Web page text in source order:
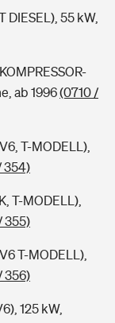
55 kW,
ab 1996(0710 /
T-MODELL),
354)
T-MODELL),
355)
T-MODELL),
356)
125 kW,